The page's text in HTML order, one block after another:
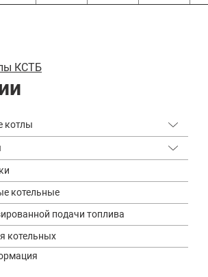
котлы
подачей топлива
КТП
КСТБ
КВТ
котельные
подачи топлива
котельных
КСТБ